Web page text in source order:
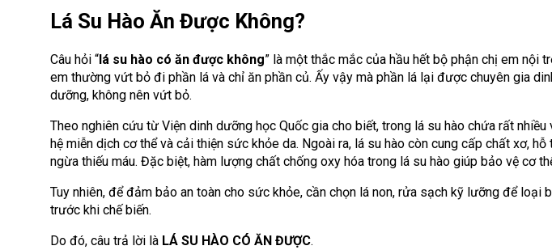
Lá Su Hào Ăn Được Không?
Câu hỏi “ lá su hào có ăn được không” là một thắc mắc của hầu hết bộ phận chị em nội
em thường vứt bỏ đi phần lá và chỉ ăn phần củ. Ấy vậy mà phần lá lại được chuyên gia
dưỡng, không nên vứt bỏ.
Theo nghiên cứu từ Viện dinh dưỡng học Quốc gia cho biết, trong lá su hào chứa rất
hệ miễn dịch cơ thể và cải thiện sức khỏe da. Ngoài ra, lá su hào còn cung cấp chất xơ,
ngừa thiếu máu. Đặc biệt, hàm lượng chất chống oxy hóa trong lá su hào giúp bảo vệ cơ
Tuy nhiên, để đảm bảo an toàn cho sức khỏe, cần chọn lá non, rửa sạch kỹ lưỡng để
trước khi chế biến.
Do đó, câu trả lời là LÁ SU HÀO CÓ ĂN ĐƯỢC.